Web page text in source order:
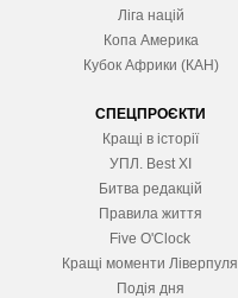
Ліга націй
Копа Америка
Кубок Африки (КАН)
СПЕЦПРОЄКТИ
Кращі в історії
УПЛ. Best XІ
Битва редакцій
Правила життя
Five O'Clock
Кращі моменти Ліверпуля
Подія дня